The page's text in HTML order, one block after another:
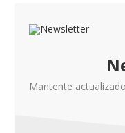
Mantente